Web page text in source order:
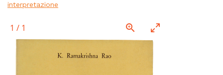
interpretazione
1 / 1